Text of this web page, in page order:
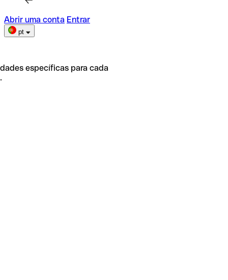
Abrir uma conta Entrar
pt
específicas para cada